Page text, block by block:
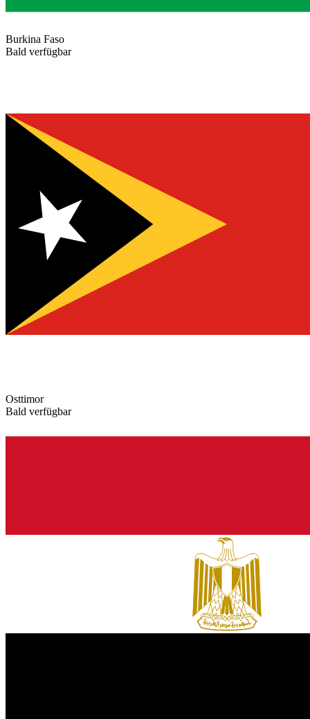
Burkina Faso
Bald verfügbar
Osttimor
Bald verfügbar